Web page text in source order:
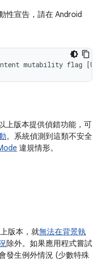
性宣告，請在 Android
上版本提供偵錯功能，可
。系統偵測到這類不安全
違規情形。
版本，就無法在背景執
除外。如果應用程式嘗試
發生例外情況 (少數特殊